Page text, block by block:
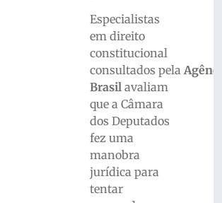
Especialistas
em direito
constitucional
consultados pelaAgência
Brasil avaliam
que a Câmara
dos Deputados
fez uma
manobra
jurídica para
tentar